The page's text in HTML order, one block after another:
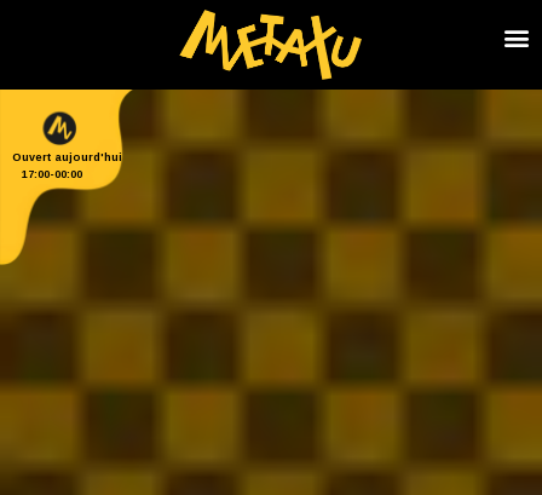
Ouvert aujourd'hui
17:00-00:00